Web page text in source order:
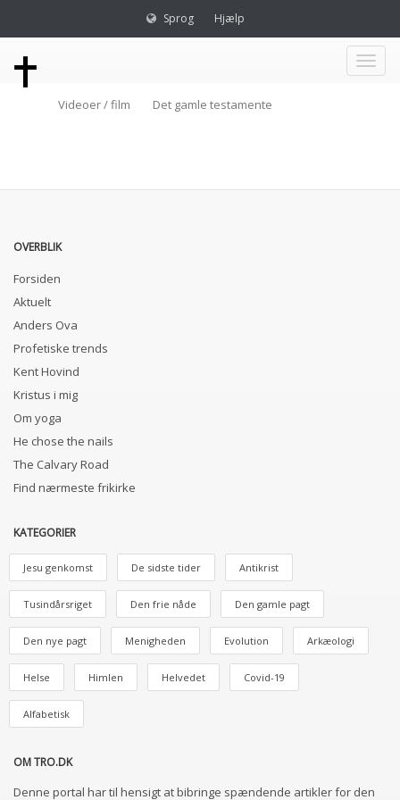
Sprog Hjælp
Toggle
Videoer / film Det gamle testamente
OVERBLIK
Forsiden
Aktuelt
Anders Ova
Profetiske trends
Kent Hovind
Kristus i mig
Om yoga
He chose the nails
The Calvary Road
Find nærmeste frikirke
KATEGORIER
Jesu genkomst De sidste tider Antikrist
Tusindårsriget Den frie nåde Den gamle pagt
Den nye pagt Menigheden Evolution Arkæologi
Helse Himlen Helvedet Covid-19
Alfabetisk
OM TRO.DK
Denne portal har til hensigt at bibringe spændende artikler for den